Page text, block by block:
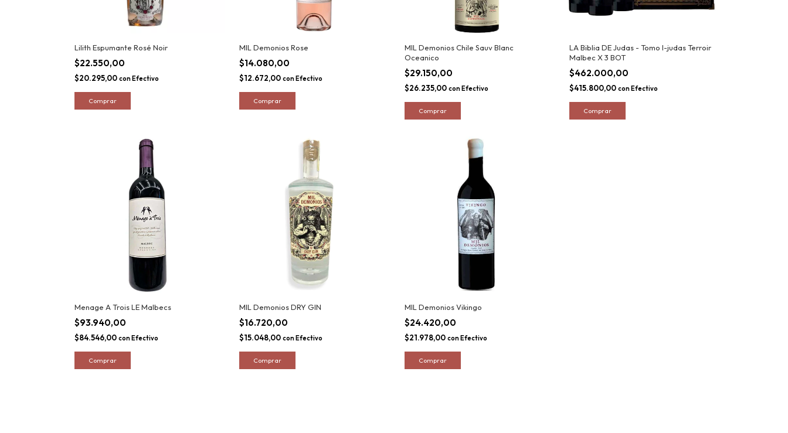
Lilith Espumante Rosé Noir
$22.550,00
$20.295,00 con Efectivo
MIL Demonios Rose
$14.080,00
$12.672,00con Efectivo
MIL Demonios Chile Sauv Blanc
Oceanico
$29.150,00
$26.235,00 con Efectivo
LA Biblia DE Judas - Tomo I-judas Terroir
Malbec X 3 BOT
$462.000,00
$415.800,00 con Efectivo
Menage A Trois LE Malbecs
$93.940,00
$84.546,00 conEfectivo
MIL Demonios DRY GIN
$16.720,00
$15.048,00conEfectivo
MIL Demonios Vikingo
$24.420,00
$21.978,00 conEfectivo